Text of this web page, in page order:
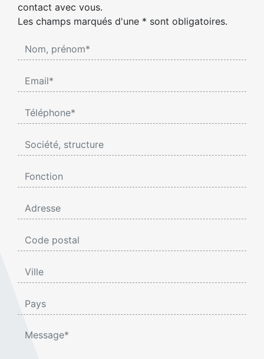
contact avec vous.
Les champs marqués d'une * sont obligatoires.